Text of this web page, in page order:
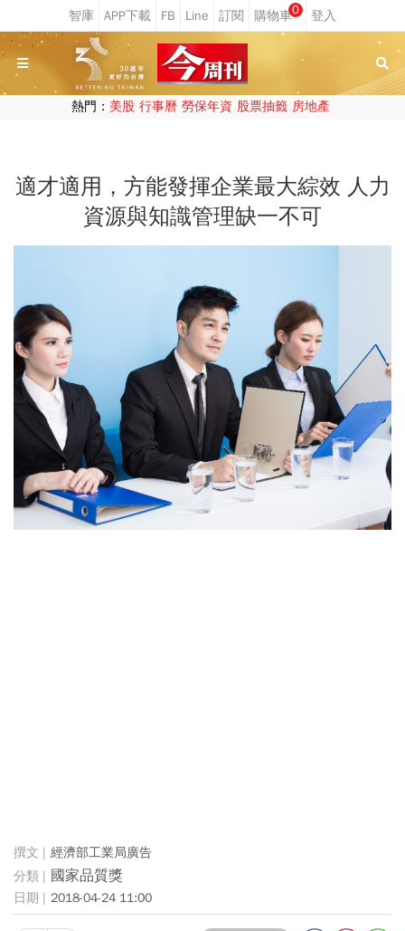
0
熱門： 美股 行事曆 勞保年資 股票抽籤 房地產
適才適用，方能發揮企業最大綜效 人力
資源與知識管理缺一不可
經濟部工業局廣告
國家品質獎
2018-04-24 11:00